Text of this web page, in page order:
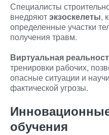
Специалисты
внедряютэкзоскелеты,
определенные участки
получения травм.
Виртуальная
тренировки рабочих,
опасные ситуации и
фактической угрозы.
обучения